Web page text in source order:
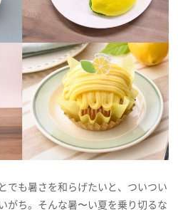
でも暑さを和らげたいと、ついつい
がち。そんな暑〜い夏を乗り切るな